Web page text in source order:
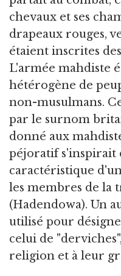
chevaux et ses
drapeaux rouges,
étaient inscrites
L'armée mahdiste
hétérogène de
non-musulmans.
par le surnom
donné aux
péjoratif s'inspirait
caractéristique
les membres de la
(Hadendowa). Un
utilisé pour
celui de
religion et à leur